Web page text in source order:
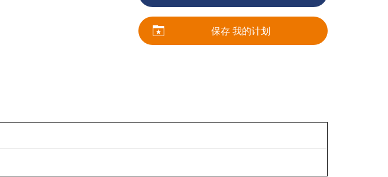
保存 我的计划